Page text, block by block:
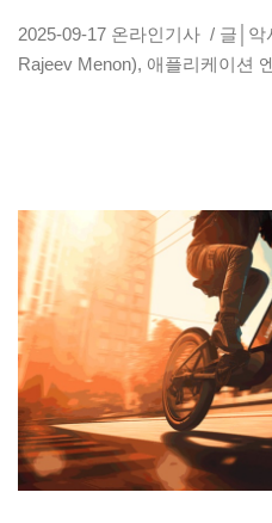
2025-09-17 온라인기사 / 글│악
Rajeev Menon), 애플리케이션